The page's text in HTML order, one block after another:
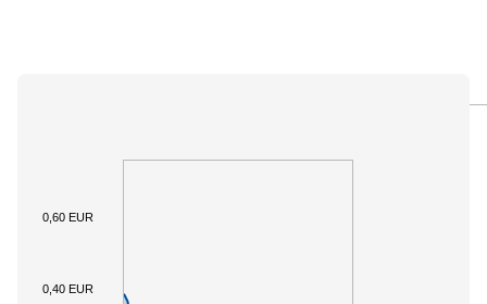
0,40 EUR
0,60 EUR